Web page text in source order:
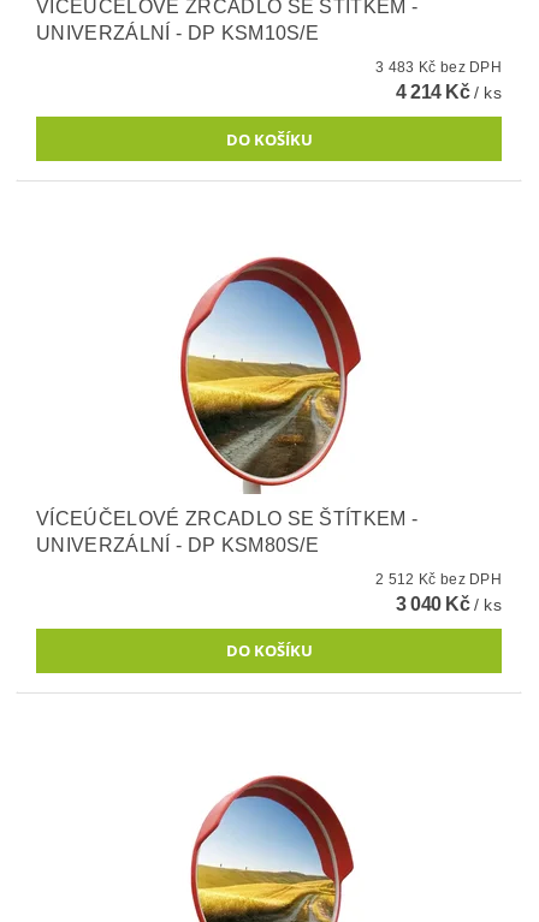
VÍCEÚČELOVÉ ZRCADLO SE ŠTÍTKEM -
UNIVERZÁLNÍ - DP KSM10S/E
3 483 Kč bez DPH
4 214 Kč/ ks
VÍCEÚČELOVÉ ZRCADLO SE ŠTÍTKEM -
UNIVERZÁLNÍ - DP KSM80S/E
2 512 Kč bez DPH
3 040 Kč/ ks